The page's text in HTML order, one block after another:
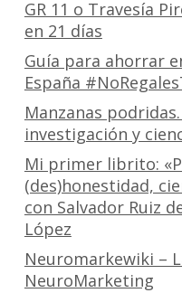
GR 11 o Travesía
en 21 días
Guía para ahorrar
España
Manzanas
investigación y
Mi primer librito:
(des)honestidad,
con Salvador Ruiz
López
Neuromarkewiki –
NeuroMarketing